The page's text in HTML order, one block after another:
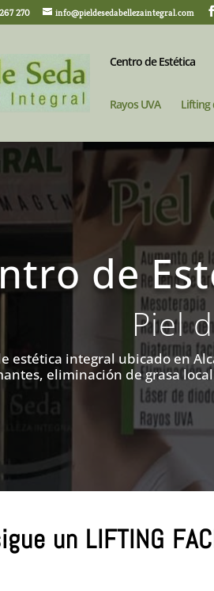
270 info@pieldesedabellezaintegral.com
Centro de Estética
Rayos UVA Lifting
de
Piel
estética integral ubicado en
eliminación de grasa
un LIFTING